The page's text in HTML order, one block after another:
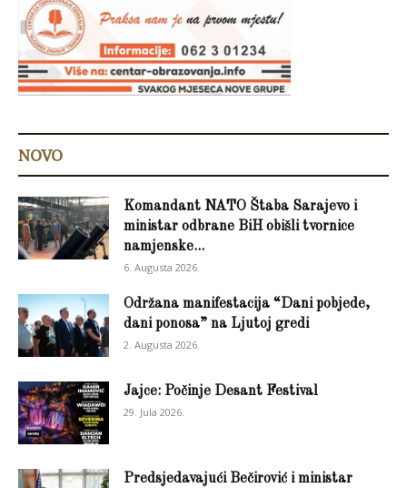
NOVO
Komandant NATO Štaba Sarajevo i
ministar odbrane BiH obišli tvornice
namjenske...
6. Augusta 2026.
Održana manifestacija “Dani pobjede,
dani ponosa” na Ljutoj gredi
2. Augusta 2026.
Jajce: Počinje Desant Festival
29. Jula 2026.
Predsjedavajući Bečirović i ministar